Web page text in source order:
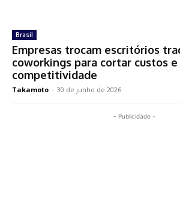
Brasil
Empresas trocam escritórios
coworkings para cortar custos
competitividade
Takamoto - 30 de junho de 2026
- Publicidade -